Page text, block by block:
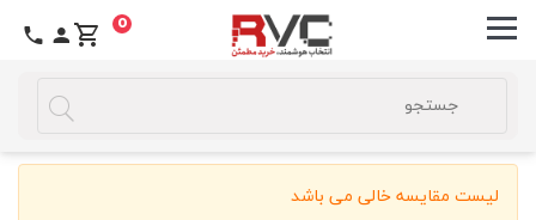
0
لیست
لیست مقایسه خالی می باشد